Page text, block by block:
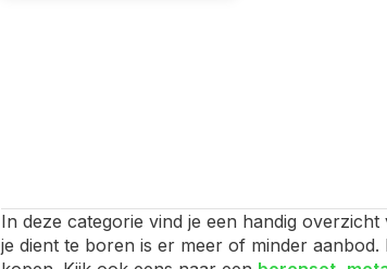
In deze categorie vind je een handig
je dient te boren is er meer of minder